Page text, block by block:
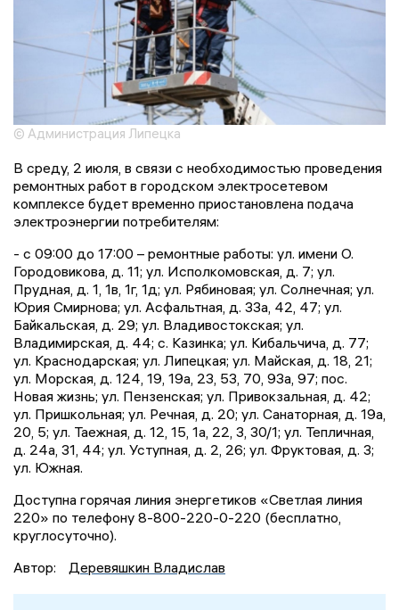
© Администрация Липецка
В среду, 2 июля, в связи с необходимостью проведения
ремонтных работ в городском электросетевом
комплексе будет временно приостановлена подача
электроэнергии потребителям:
- с 09:00 до 17:00 – ремонтные работы: ул. имени О.
Городовикова, д. 11; ул. Исполкомовская, д. 7; ул.
Прудная, д. 1, 1в, 1г, 1д; ул. Рябиновая; ул. Солнечная; ул.
Юрия Смирнова; ул. Асфальтная, д. 33а, 42, 47; ул.
Байкальская, д. 29; ул. Владивостокская; ул.
Владимирская, д. 44; с. Казинка; ул. Кибальчича, д. 77;
ул. Краснодарская; ул. Липецкая; ул. Майская, д. 18, 21;
ул. Морская, д. 124, 19, 19а, 23, 53, 70, 93а, 97; пос.
Новая жизнь; ул. Пензенская; ул. Привокзальная, д. 42;
ул. Пришкольная; ул. Речная, д. 20; ул. Санаторная, д. 19а,
20, 5; ул. Таежная, д. 12, 15, 1а, 22, 3, 30/1; ул. Тепличная,
д. 24а, 31, 44; ул. Уступная, д. 2, 26; ул. Фруктовая, д. 3;
ул. Южная.
Доступна горячая линия энергетиков «Светлая линия
220» по телефону 8-800-220-0-220 (бесплатно,
круглосуточно).
Автор:
Деревяшкин Владислав